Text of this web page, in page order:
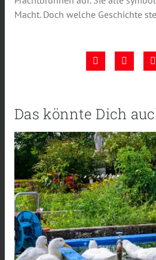
Macht. Doch welche Geschichte
Das könnte Dich